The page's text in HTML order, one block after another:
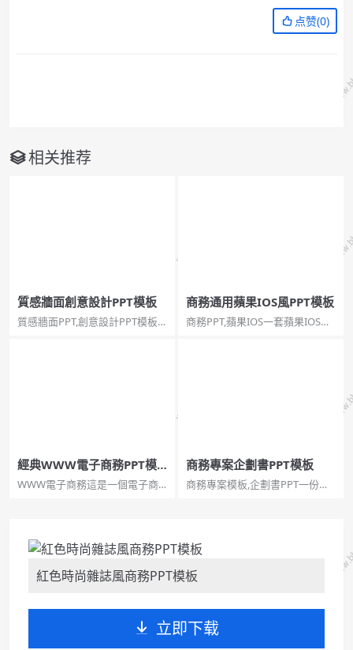
点赞(0)
相关推荐
質感牆面創意設計PPT模板
質感牆面PPT,創意設計PPT模板
商務通用蘋果IOS風PPT模板
商務PPT,蘋果IOS一套蘋果IOS風
經典WWW電子商務PPT模
板
WWW電子商務這是一個電子商
適合用於網站推廣、網路營銷、
企業網站製作等相關的演...
商務專案企劃書PPT模板
商務專案模板,企劃書PPT一份簡
紅色時尚雜誌風商務PPT模板
立即下载